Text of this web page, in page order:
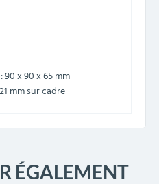
90 x 90 x 65 mm
mm sur cadre
ÉGALEMENT